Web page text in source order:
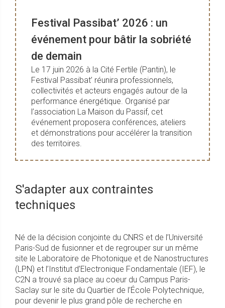
Festival Passibat’ 2026 : un
événement pour bâtir la sobriété
de demain
Le 17 juin 2026 à la Cité Fertile (Pantin), le
Festival Passibat’ réunira professionnels,
collectivités et acteurs engagés autour de la
performance énergétique. Organisé par
l’association La Maison du Passif, cet
événement proposera conférences, ateliers
et démonstrations pour accélérer la transition
des territoires.
S'adapter aux contraintes
techniques
Né de la décision conjointe du CNRS et de l’Université
Paris-Sud de fusionner et de regrouper sur un même
site le Laboratoire de Photonique et de Nanostructures
(LPN) et l’Institut d’Electronique Fondamentale (IEF), le
C2N a trouvé sa place au coeur du Campus Paris-
Saclay sur le site du Quartier de l’École Polytechnique,
pour devenir le plus grand pôle de recherche en